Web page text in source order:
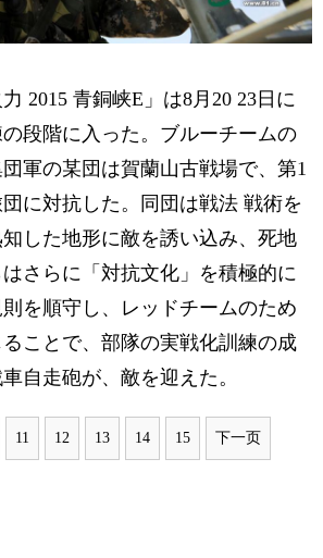
青銅峡E」は8月20 23日に
段階に入った。ブルーチームの
軍の某団は賀蘭山古戦場で、第1
に対抗した。同団は戦法 戦術を
した地形に敵を誘い込み、死地
さらに「対抗文化」を積極的に
を順守し、レッドチームのため
ことで、部隊の実戦化訓練の成
自走砲が、敵を迎えた。
11 12 13 14 15 下一页